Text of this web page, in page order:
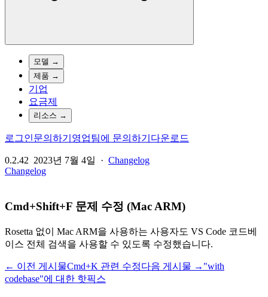
모델 →
제품 →
기업
요금제
리소스 →
로그인문의하기 영업팀에 문의하기 다운로드
0.2.42 2023년 7월 4일 · Changelog
Changelog
Cmd+Shift+F 문제 수정 (Mac ARM)
Rosetta 없이 Mac ARM을 사용하는 사용자도 VS Code 코드베
이스 전체 검색을 사용할 수 있도록 수정했습니다.
← 이전 게시물Cmd+K 관련 수정다음 게시물 → "with
codebase"에 대한 핫픽스